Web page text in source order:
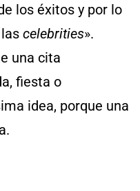
los éxitos y por lo
celebrities».
una cita
fiesta o
idea, porque una